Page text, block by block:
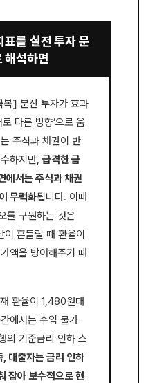
표를 실전 투자 문
해석하면
복] 분산 투자가 효과
다른 방향’으로 움
주식과 채권이 반
하지만, 급격한 금
에서는 주식과 채권
무력화됩니다. 이때
를 구원하는 것은
이 흔들릴 때 환율이
액을 방어해주기 때
환율이 1,480원대
에서는 수입 물가
의 기준금리 인하 스
, 대출자는 금리 인하
잡아 보수적으로 현